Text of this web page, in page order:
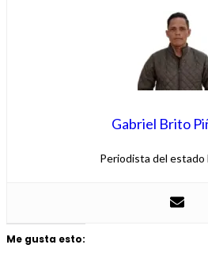
Gabriel Brito
Periodista del estado
Me gusta esto: